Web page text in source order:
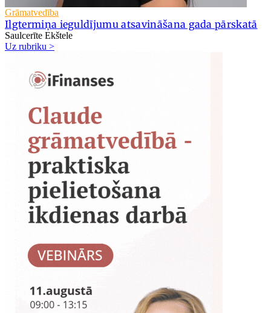
Grāmatvedība
Ilgtermiņa ieguldījumu atsavināšana gada pārskatā
Saulcerīte Ekštele
Uz rubriku >